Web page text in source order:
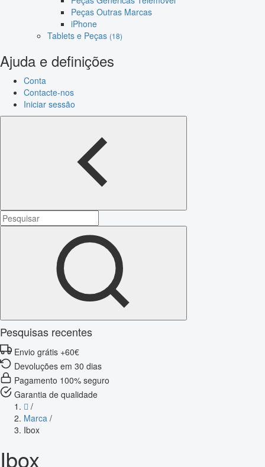
Peças Outras Marcas
iPhone
Tablets e Peças (18)
Ajuda e definições
Conta
Contacte-nos
Iniciar sessão
Pesquisas recentes
Envio grátis +60€
Devoluções em 30 dias
Pagamento 100% seguro
Garantia de qualidade
/
Marca /
Ibox
Ibox